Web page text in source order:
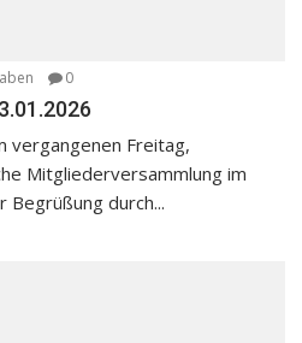
0
vergangenen Freitag,
Mitgliederversammlung im
Begrüßung durch...